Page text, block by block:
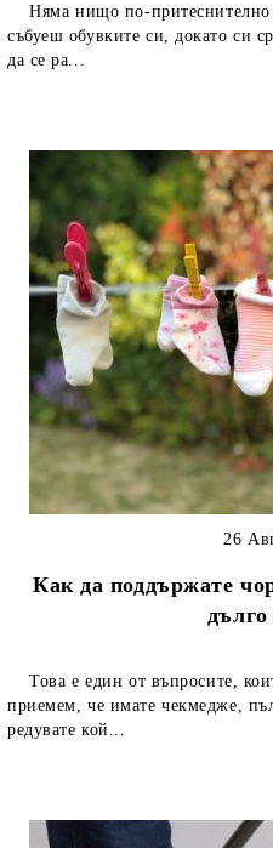
Няма нищо по-притеснително
събуеш обувките си, докато си
да се ра...
Как да поддържате
26
Това е един от въпросите,
приемем, че имате чекмедже,
редувате кой...